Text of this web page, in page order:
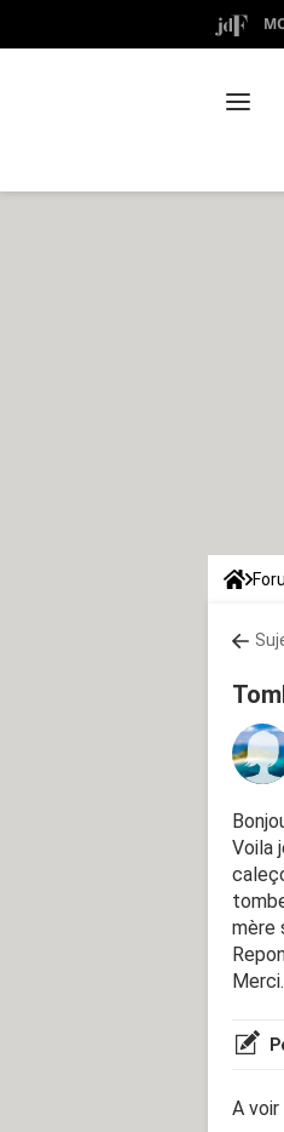
Voila
mère
Merci.
A